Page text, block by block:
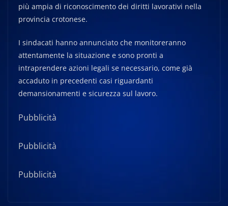
più ampia di riconoscimento dei diritti lavorativi nella
provincia crotonese.
I sindacati hanno annunciato che monitoreranno
attentamente la situazione e sono pronti a
intraprendere azioni legali se necessario, come già
accaduto in precedenti casi riguardanti
demansionamenti e sicurezza sul lavoro.
Pubblicità
Pubblicità
Pubblicità